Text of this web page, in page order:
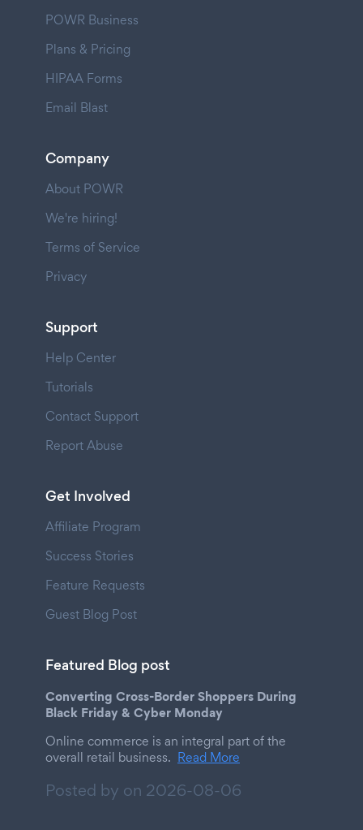
POWR Business
Plans & Pricing
HIPAA Forms
Email Blast
Company
About POWR
We're hiring!
Terms of Service
Privacy
Support
Help Center
Tutorials
Contact Support
Report Abuse
Get Involved
Affiliate Program
Success Stories
Feature Requests
Guest Blog Post
Featured Blog post
Converting Cross-Border Shoppers During
Black Friday & Cyber Monday
Online commerce is an integral part of the
overall retail business. Read More
Posted by on 2026-08-06